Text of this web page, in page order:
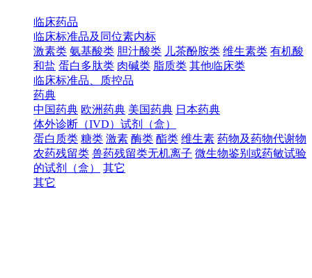
临床药品
临床标准品及同位素内标
激素类 氨基酸类 胆汁酸类 儿茶酚胺类 维生素类 有机酸
和盐 蛋白多肽类 肉碱类 脂质类 其他临床类
临床标准品、质控品
药典
中国药典 欧洲药典 美国药典 日本药典
体外诊断（IVD）试剂（盒）
蛋白质类 糖类 激素 酶类 酯类 维生素 药物及药物代谢物
农药残留类 兽药残留类无机离子 微生物鉴别或药敏试验
的试剂（盒）
其它
其它